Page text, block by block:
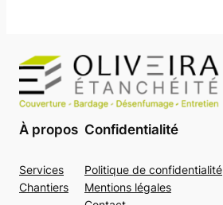
À propos
Services
Chantiers
Confidentialité
Politique de confidentialité
Mentions légales